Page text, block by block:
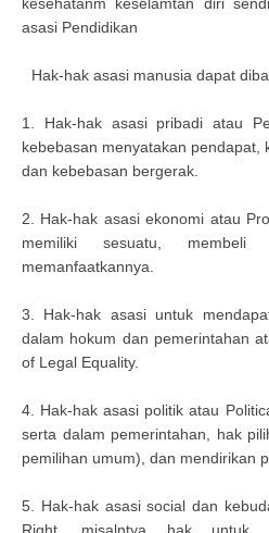
asasi Pendidikan
Hak-hak asasi manusia dapat
1. Hak-hak asasi pribadi atau
kebebasan menyatakan pendapat,
dan kebebasan bergerak.
2. Hak-hak asasi ekonomi atau
memiliki sesuatu,
memanfaatkannya.
3. Hak-hak asasi untuk
dalam hokum dan pemerintahan
of Legal Equality.
4. Hak-hak asasi politik atau
serta dalam pemerintahan, hak
pemilihan umum), dan mendirikan
5. Hak-hak asasi social dan